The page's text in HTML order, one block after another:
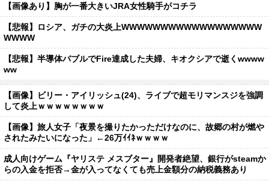
【画像あり】胸が一番大きいJRA女性騎手がコチラ
【悲報】ロシア、ガチの大炎上WWWWWWWWWWWWWWWWWW
WWWW
【悲報】半導体バブルでFire達成した夫婦、キオクシアで逝くwwww
ww
【画像】ビリー・アイリッシュ(24)、ライブで超モリマンスジを強調
して炎上ｗｗｗｗｗｗｗｗ
【画像】旅人女子「夜景を撮りたかっただけなのに、故郷の村が燃や
されたみたいになった」←26万ｲｲﾈｗｗｗｗ
成人向けゲーム『ヤリステ メスブター』開発者絶望、銀行がsteamか
らの入金を拒否→金が入ってなくても売上金額分の納税義務あり